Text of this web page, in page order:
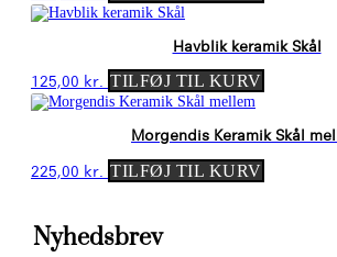
Havblik keramik Skål
125,00 kr. TILFØJ TIL KURV
Morgendis Keramik Skål
225,00 kr. TILFØJ TIL KURV
Nyhedsbrev